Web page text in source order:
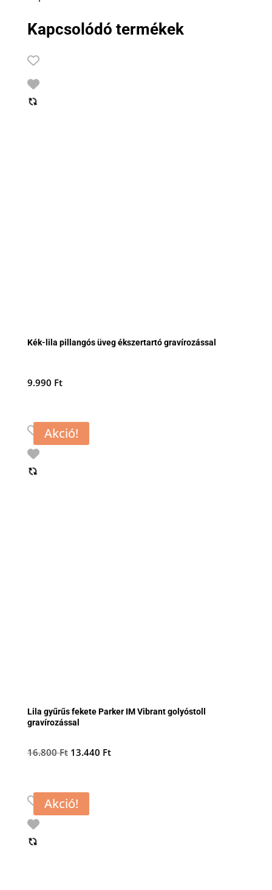
Kapcsolódó termékek
Kék-lila pillangós üveg ékszertartó gravírozással
9.990 Ft
Akció!
Lila gyűrűs fekete Parker IM Vibrant golyóstoll
gravírozással
16.800Ft Original
16.800 Ft.
13.440 FtCurrent
Akció!